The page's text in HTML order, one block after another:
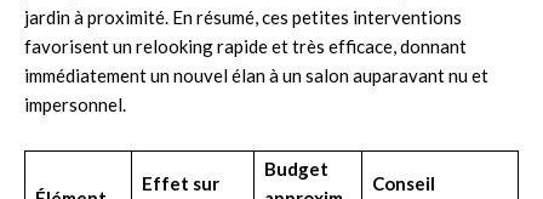
jardin à proximité. En résumé, ces petites interventions
favorisent un relooking rapide et très efficace, donnant
immédiatement un nouvel élan à un salon auparavant nu et
impersonnel.
Effet sur
Budget
Conseil